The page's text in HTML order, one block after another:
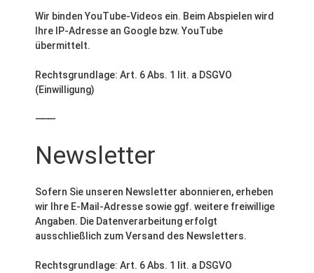
Wir binden YouTube-Videos ein. Beim Abspielen wird
Ihre IP-Adresse an Google bzw. YouTube
übermittelt.
Rechtsgrundlage: Art. 6 Abs. 1 lit. a DSGVO
(Einwilligung)
⸻
Newsletter
Sofern Sie unseren Newsletter abonnieren, erheben
wir Ihre E-Mail-Adresse sowie ggf. weitere freiwillige
Angaben. Die Datenverarbeitung erfolgt
ausschließlich zum Versand des Newsletters.
Rechtsgrundlage: Art. 6 Abs. 1 lit. a DSGVO